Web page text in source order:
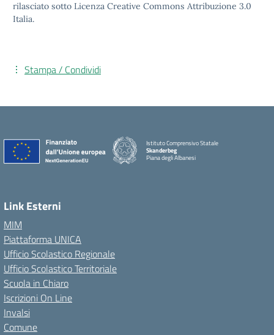
rilasciato sotto Licenza Creative Commons Attribuzione 3.0
Italia.
Stampa / Condividi
Istituto Comprensivo Statale
Skanderbeg
Piana degli Albanesi
Link Esterni
MIM
Piattaforma UNICA
Ufficio Scolastico Regionale
Ufficio Scolastico Territoriale
Scuola in Chiaro
Iscrizioni On Line
Invalsi
Comune